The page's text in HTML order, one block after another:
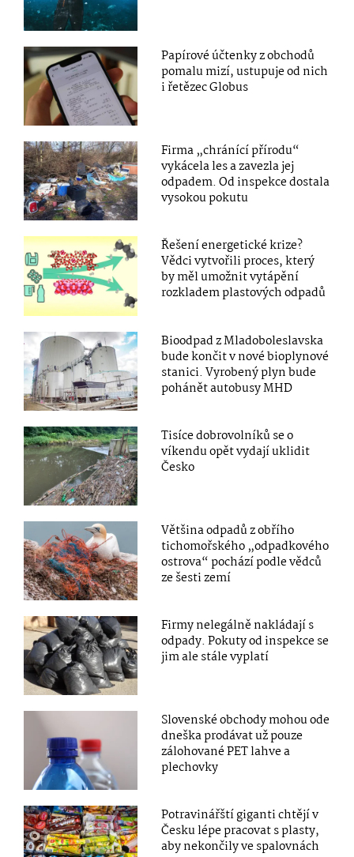
Papírové účtenky z obchodů
pomalu mizí, ustupuje od nich
i řetězec Globus
Firma „chránící přírodu“
vykácela les a zavezla jej
odpadem. Od inspekce dostala
vysokou pokutu
Řešení energetické krize?
Vědci vytvořili proces, který
by měl umožnit vytápění
rozkladem plastových odpadů
Bioodpad z Mladoboleslavska
bude končit v nové bioplynové
stanici. Vyrobený plyn bude
pohánět autobusy MHD
Tisíce dobrovolníků se o
víkendu opět vydají uklidit
Česko
Většina odpadů z obřího
tichomořského „odpadkového
ostrova“ pochází podle vědců
ze šesti zemí
Firmy nelegálně nakládají s
odpady. Pokuty od inspekce se
jim ale stále vyplatí
Slovenské obchody mohou ode
dneška prodávat už pouze
zálohované PET lahve a
plechovky
Potravinářští giganti chtějí v
Česku lépe pracovat s plasty,
aby nekončily ve spalovnách